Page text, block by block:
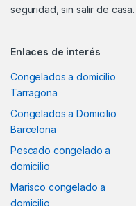
seguridad, sin salir de casa.
Enlaces de interés
Congelados a domicilio
Tarragona
Congelados a Domicilio
Barcelona
Pescado congelado a
domicilio
Marisco congelado a
domicilio